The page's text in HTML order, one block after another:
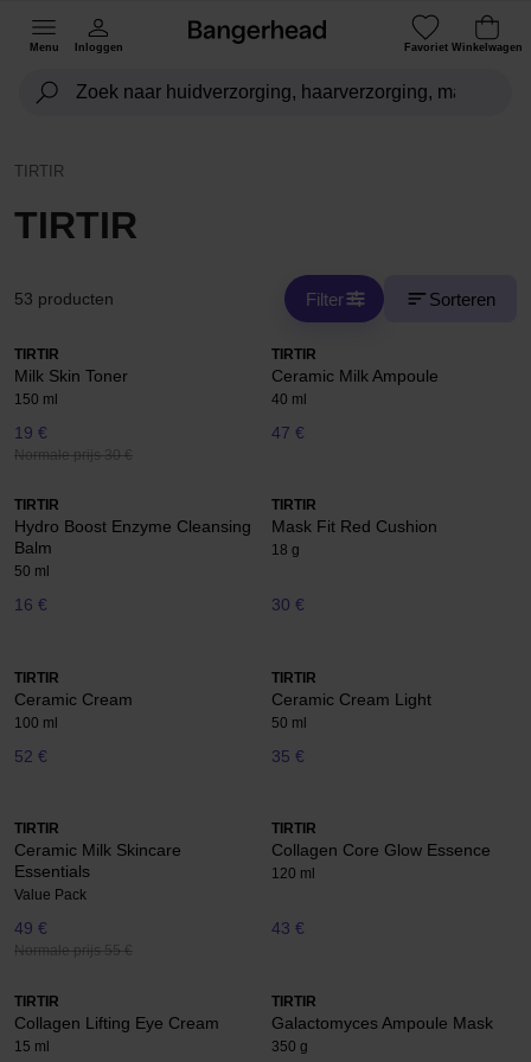
Menu Inloggen Favoriet Winkelwagen
TIRTIR
TIRTIR
53 producten Filter Sorteren
TIRTIR
Milk Skin Toner
150 ml
19 €
Normale prijs 30 €
TIRTIR
Ceramic Milk Ampoule
40 ml
47 €
TIRTIR
Hydro Boost Enzyme Cleansing
Balm
50 ml
16 €
TIRTIR
Mask Fit Red Cushion
18 g
30 €
TIRTIR
Ceramic Cream
100 ml
52 €
TIRTIR
Ceramic Cream Light
50 ml
35 €
TIRTIR
Ceramic Milk Skincare
Essentials
Value Pack
49 €
Normale prijs 55 €
TIRTIR
Collagen Core Glow Essence
120 ml
43 €
TIRTIR
Collagen Lifting Eye Cream
15 ml
TIRTIR
Galactomyces Ampoule Mask
350 g